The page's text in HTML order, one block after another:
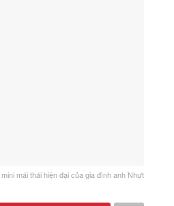
mái thái hiện đại của gia đình anh Nhựt